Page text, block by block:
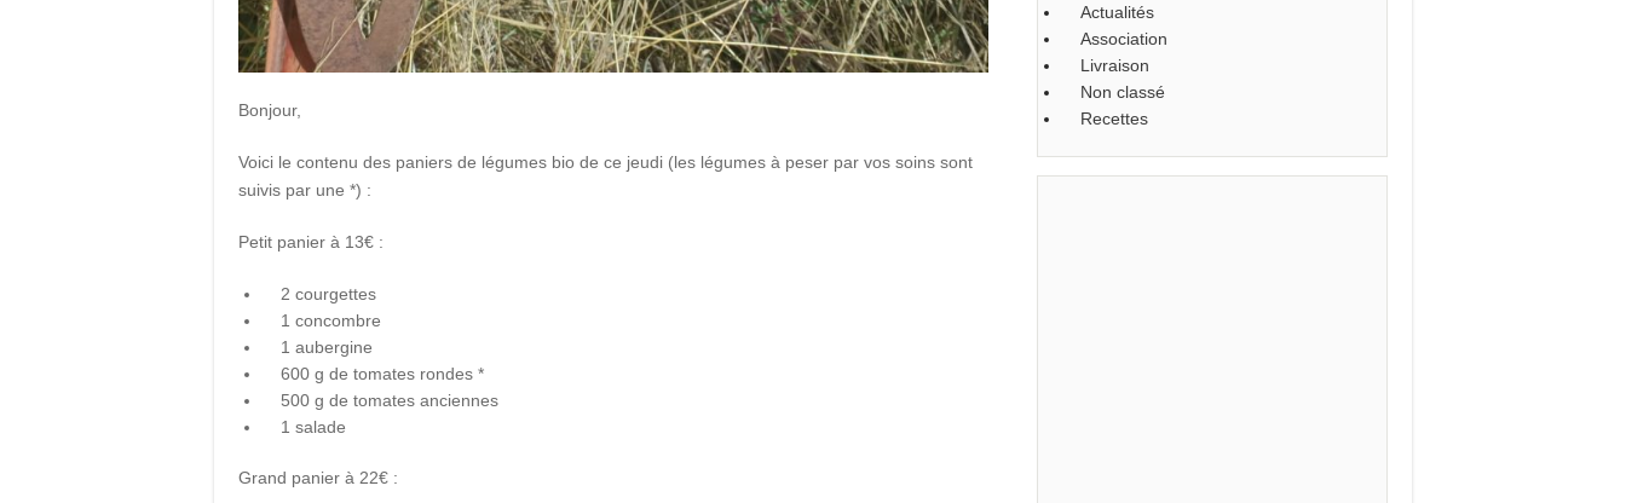
Bonjour,
Voici le contenu des paniers de légumes bio de ce jeudi (les légumes à peser par vos soins sont
suivis par une *) :
Petit panier à 13€ :
2 courgettes
1 concombre
1 aubergine
600 g de tomates rondes *
500 g de tomates anciennes
1 salade
Grand panier à 22€ :
Actualités
Association
Livraison
Non classé
Recettes